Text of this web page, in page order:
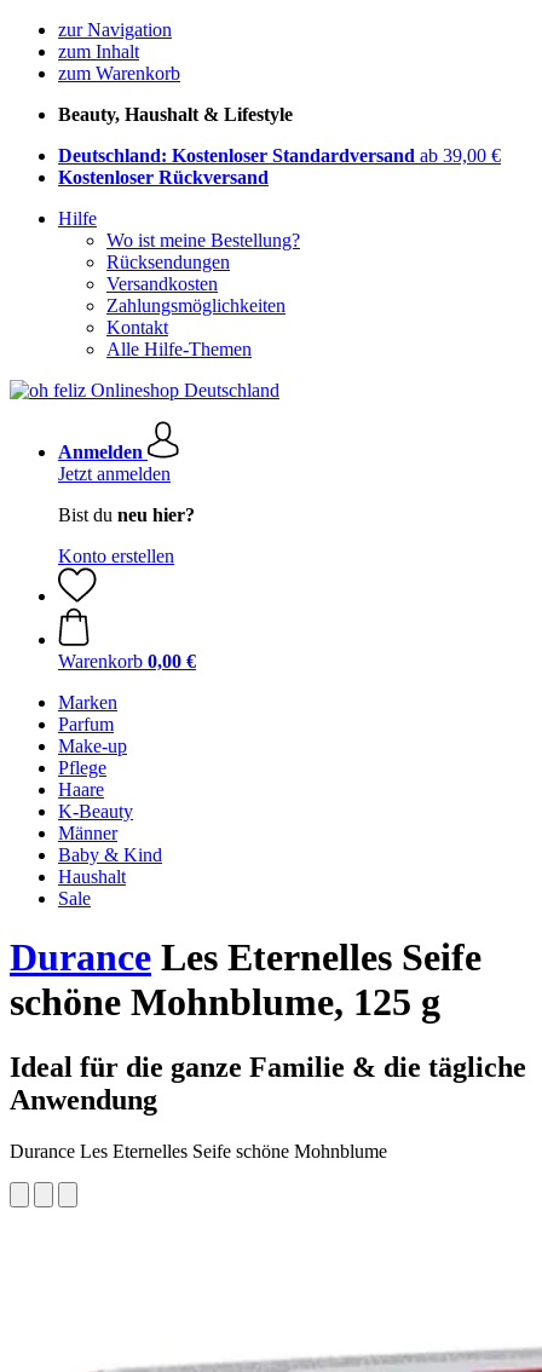
zur Navigation
zum Inhalt
zum Warenkorb
Beauty, Haushalt & Lifestyle
Deutschland: Kostenloser Standardversand ab 39,00 €
Kostenloser Rückversand
Hilfe
Wo ist meine Bestellung?
Rücksendungen
Versandkosten
Zahlungsmöglichkeiten
Kontakt
Alle Hilfe-Themen
Anmelden
Jetzt anmelden
Bist du neu hier?
Konto erstellen
Warenkorb 0,00 €
Marken
Parfum
Make-up
Pflege
Haare
K-Beauty
Männer
Baby & Kind
Haushalt
Sale
Durance Les Eternelles Seife
schöne Mohnblume, 125 g
Ideal für die ganze Familie & die tägliche
Anwendung
Durance Les Eternelles Seife schöne Mohnblume